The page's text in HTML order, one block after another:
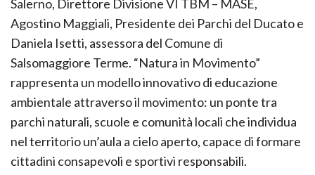
Salerno, Direttore Divisione VI TBM – MASE,
Agostino Maggiali, Presidente dei Parchi del Ducato e
Daniela Isetti, assessora del Comune di
Salsomaggiore Terme. “Natura in Movimento”
rappresenta un modello innovativo di educazione
ambientale attraverso il movimento: un ponte tra
parchi naturali, scuole e comunità locali che individua
nel territorio un’aula a cielo aperto, capace di formare
cittadini consapevoli e sportivi responsabili.